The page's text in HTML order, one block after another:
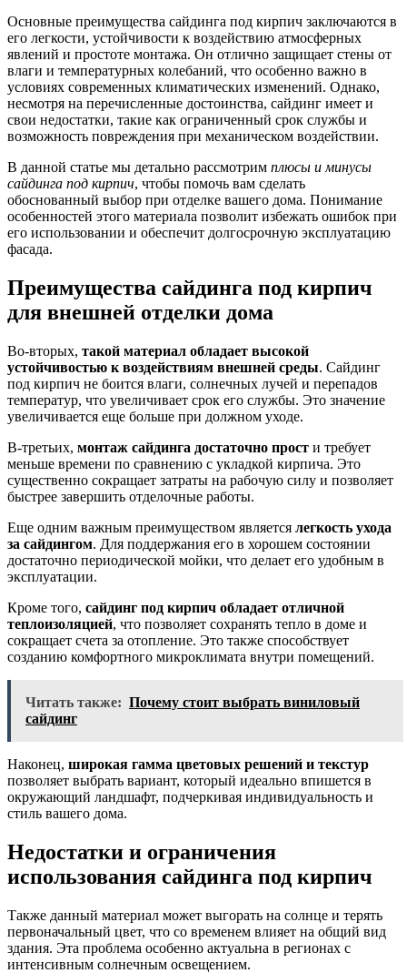
Основные преимущества сайдинга под кирпич заключаются в
его легкости, устойчивости к воздействию атмосферных
явлений и простоте монтажа. Он отлично защищает стены от
влаги и температурных колебаний, что особенно важно в
условиях современных климатических изменений. Однако,
несмотря на перечисленные достоинства, сайдинг имеет и
свои недостатки, такие как ограниченный срок службы и
возможность повреждения при механическом воздействии.
В данной статье мы детально рассмотрим плюсы и минусы
сайдинга под кирпич, чтобы помочь вам сделать
обоснованный выбор при отделке вашего дома. Понимание
особенностей этого материала позволит избежать ошибок при
его использовании и обеспечит долгосрочную эксплуатацию
фасада.
Преимущества сайдинга под кирпич
для внешней отделки дома
Во-вторых, такой материал обладает высокой
устойчивостью к воздействиям внешней среды. Сайдинг
под кирпич не боится влаги, солнечных лучей и перепадов
температур, что увеличивает срок его службы. Это значение
увеличивается еще больше при должном уходе.
В-третьих, монтаж сайдинга достаточно прост и требует
меньше времени по сравнению с укладкой кирпича. Это
существенно сокращает затраты на рабочую силу и позволяет
быстрее завершить отделочные работы.
Еще одним важным преимуществом является легкость ухода
за сайдингом. Для поддержания его в хорошем состоянии
достаточно периодической мойки, что делает его удобным в
эксплуатации.
Кроме того, сайдинг под кирпич обладает отличной
теплоизоляцией, что позволяет сохранять тепло в доме и
сокращает счета за отопление. Это также способствует
созданию комфортного микроклимата внутри помещений.
Читать также: Почему стоит выбрать виниловый
сайдинг
Наконец, широкая гамма цветовых решений и текстур
позволяет выбрать вариант, который идеально впишется в
окружающий ландшафт, подчеркивая индивидуальность и
стиль вашего дома.
Недостатки и ограничения
использования сайдинга под кирпич
Также данный материал может выгорать на солнце и терять
первоначальный цвет, что со временем влияет на общий вид
здания. Эта проблема особенно актуальна в регионах с
интенсивным солнечным освещением.